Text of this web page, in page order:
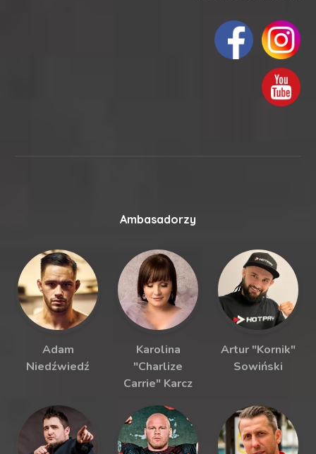
Ambasadorzy
Adam
Niedźwiedź
Karolina
"Charlize
Carrie" Karcz
Artur "Kornik"
Sowiński